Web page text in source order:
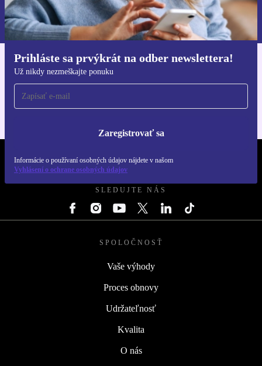
Prihláste sa prvýkrát na odber newslettera!
Už nikdy nezmeškajte ponuku
Zaregistrovať sa
Informácie o používaní osobných údajov nájdete v našom
Vyhlásení o ochrane osobných údajov
Informácie o používaní osobných údajov nájdete v našich
Zásadách ochrany osobných údajov.
Získajte aplikáciu refurbed
Pre iOS a Android
REFURBED SLOVENSKO – RETHINK NEW.
SLEDUJTE NÁS
SPOLOČNOSŤ
Vaše výhody
Proces obnovy
Udržateľnosť
Kvalita
O nás